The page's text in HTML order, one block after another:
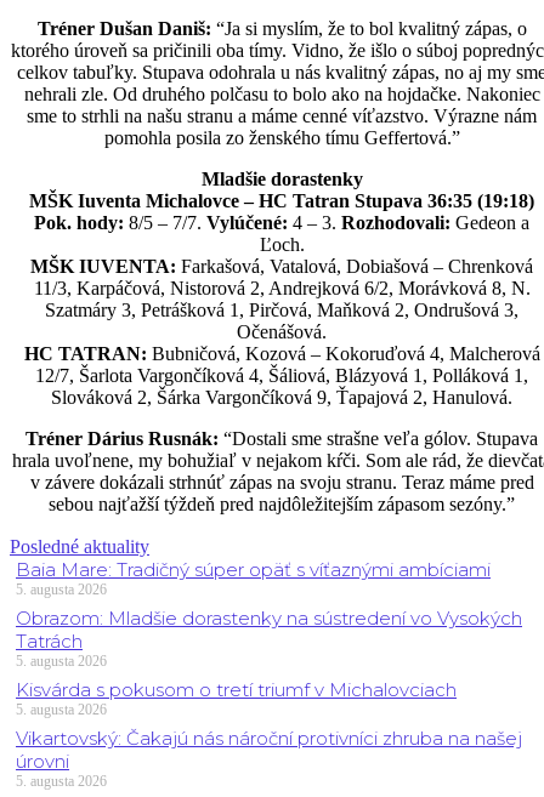
Tréner Dušan Daniš: “Ja si myslím, že to bol kvalitný zápas, o
ktorého úroveň sa pričinili oba tímy. Vidno, že išlo o súboj
celkov tabuľky. Stupava odohrala u nás kvalitný zápas, no aj my
nehrali zle. Od druhého polčasu to bolo ako na hojdačke. Nakoniec
sme to strhli na našu stranu a máme cenné víťazstvo. Výrazne nám
pomohla posila zo ženského tímu Geffertová.”
Mladšie dorastenky
MŠK Iuventa Michalovce – HC Tatran Stupava 36:35 (19:18)
Pok. hody: 8/5 – 7/7. Vylúčené: 4 – 3. Rozhodovali: Gedeon a
Ľoch.
MŠK IUVENTA: Farkašová, Vatalová, Dobiašová – Chrenková
11/3, Karpáčová, Nistorová 2, Andrejková 6/2, Morávková 8, N.
Szatmáry 3, Petrášková 1, Pirčová, Maňková 2, Ondrušová 3,
Očenášová.
HC TATRAN: Bubničová, Kozová – Kokoruďová 4, Malcherová
12/7, Šarlota Vargončíková 4, Šáliová, Blázyová 1, Polláková 1,
Slováková 2, Šárka Vargončíková 9, Ťapajová 2, Hanulová.
Tréner Dárius Rusnák: “Dostali sme strašne veľa gólov. Stupava
hrala uvoľnene, my bohužiaľ v nejakom kŕči. Som ale rád, že
v závere dokázali strhnúť zápas na svoju stranu. Teraz máme pred
sebou najťažší týždeň pred najdôležitejším zápasom sezóny.”
Posledné aktuality
Baia Mare: Tradičný súper opäť s víťaznými ambíciami
5. augusta 2026
Obrazom: Mladšie dorastenky na sústredení vo Vysokých
Tatrách
5. augusta 2026
Kisvárda s pokusom o tretí triumf v Michalovciach
5. augusta 2026
Vikartovský: Čakajú nás nároční protivníci zhruba na našej
úrovni
5. augusta 2026